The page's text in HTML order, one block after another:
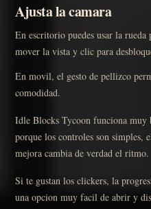
Ajusta la camara
En escritorio puedes usar la
mover la vista y clic para
En movil, el gesto de pellizco
comodidad.
Idle Blocks Tycoon funciona muy
porque los controles son simples,
mejora cambia de verdad el ritmo.
Si te gustan los clickers, la
una opcion muy facil de abrir y